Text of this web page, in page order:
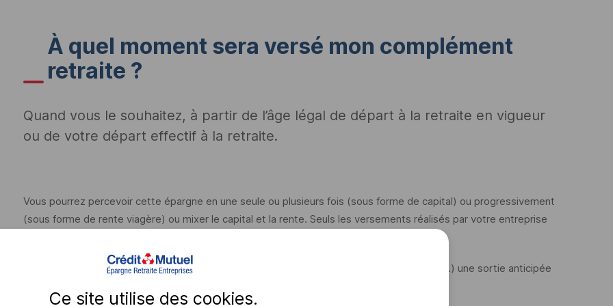
À quel moment sera versé mon complément
retraite ?
Quand vous le souhaitez, à partir de l’âge légal de départ à la retraite en vigueur
ou de votre départ effectif à la retraite.
Vous pourrez percevoir cette épargne en une seule ou plusieurs fois (sous forme de capital) ou progressivement
(sous forme de rente viagère) ou mixer le capital et la rente. Seuls les versements réalisés par votre entreprise
En cas de situation exceptionnelle (invalidité, décès du conjoint, fin de droits au chômage…) une sortie anticipée
Ce site utilise des cookies.